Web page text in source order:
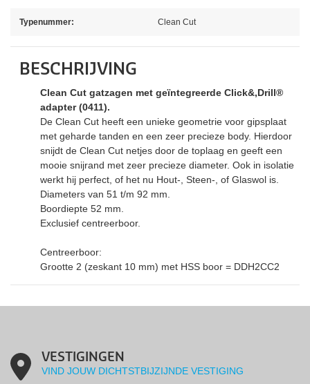
Typenummer: Clean Cut
BESCHRIJVING
Clean Cut gatzagen met geïntegreerde Click&,Drill®
adapter (0411).
De Clean Cut heeft een unieke geometrie voor gipsplaat
met geharde tanden en een zeer precieze body. Hierdoor
snijdt de Clean Cut netjes door de toplaag en geeft een
mooie snijrand met zeer precieze diameter. Ook in isolatie
werkt hij perfect, of het nu Hout-, Steen-, of Glaswol is.
Diameters van 51 t/m 92 mm.
Boordiepte 52 mm.
Exclusief centreerboor.
Centreerboor:
Grootte 2 (zeskant 10 mm) met HSS boor = DDH2CC2
VESTIGINGEN
VIND JOUW DICHTSTBIJZIJNDE VESTIGING